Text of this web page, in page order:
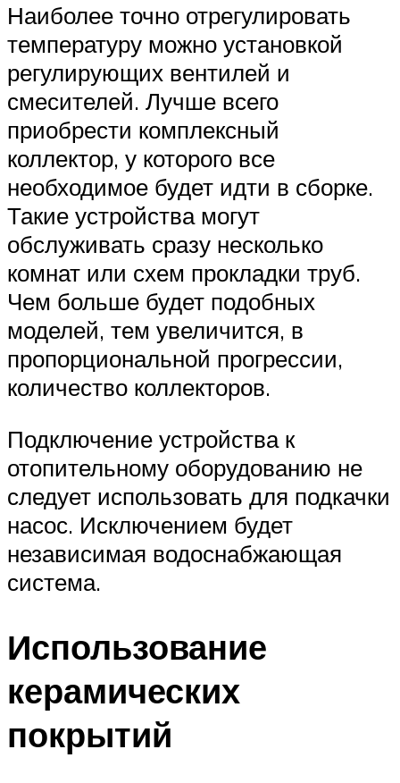
Наиболее точно отрегулировать
температуру можно установкой
регулирующих вентилей и
смесителей. Лучше всего
приобрести комплексный
коллектор, у которого все
необходимое будет идти в сборке.
Такие устройства могут
обслуживать сразу несколько
комнат или схем прокладки труб.
Чем больше будет подобных
моделей, тем увеличится, в
пропорциональной прогрессии,
количество коллекторов.
Подключение устройства к
отопительному оборудованию не
следует использовать для подкачки
насос. Исключением будет
независимая водоснабжающая
система.
Использование
керамических
покрытий